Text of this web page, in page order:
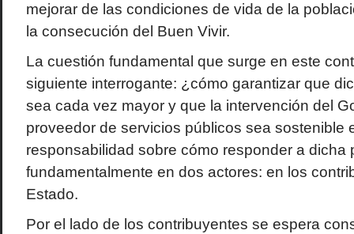
mejorar de las condiciones de vida de la
la consecución del Buen Vivir.
La cuestión fundamental que surge en este
siguiente interrogante: ¿cómo garantizar que
sea cada vez mayor y que la intervención del
proveedor de servicios públicos sea sostenible
responsabilidad sobre cómo responder a dicha
fundamentalmente en dos actores: en los
Estado.
Por el lado de los contribuyentes se espera